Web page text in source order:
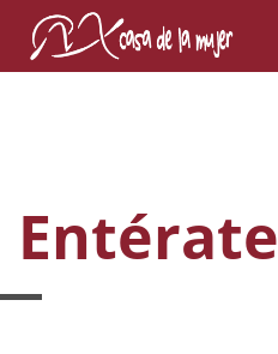
Entérate